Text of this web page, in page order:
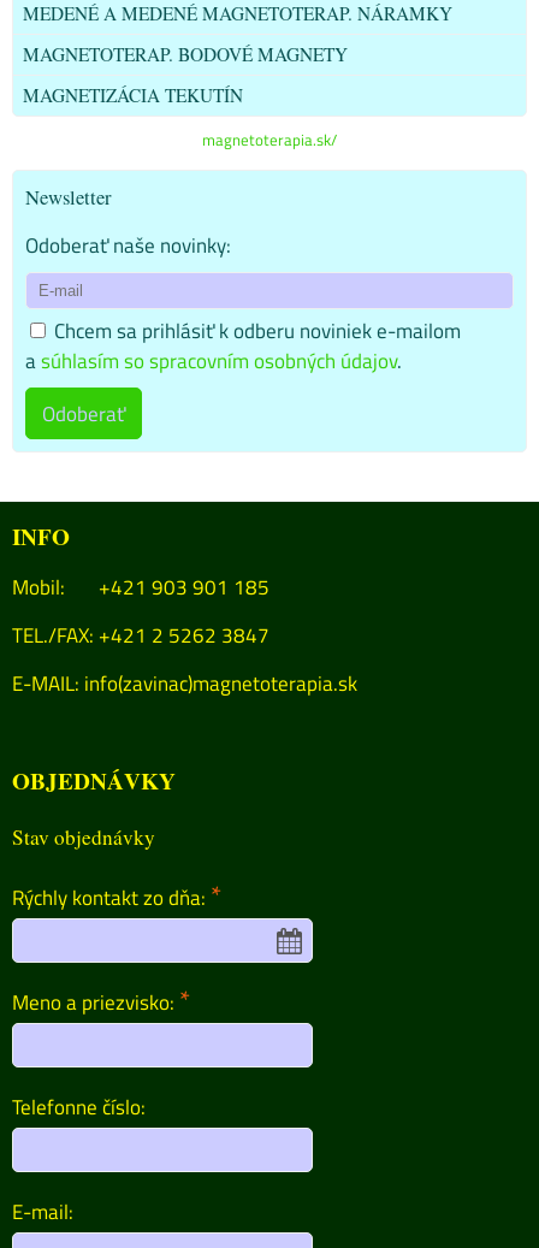
MEDENÉ A MEDENÉ MAGNETOTERAP. NÁRAMKY
MAGNETOTERAP. BODOVÉ MAGNETY
MAGNETIZÁCIA TEKUTÍN
magnetoterapia.sk/
Newsletter
Odoberať naše novinky:
Chcem sa prihlásiť k odberu noviniek e-mailom
asúhlasím so spracovním osobných údajov.
Odoberať
INFO
Mobil: +421 903 901 185
TEL./FAX: +421 2 5262 3847
E-MAIL: info(zavinac)magnetoterapia.sk
OBJEDNÁVKY
Stav objednávky
Rýchly kontakt zo dňa: *
Meno a priezvisko: *
Telefonne číslo:
E-mail: